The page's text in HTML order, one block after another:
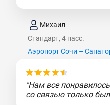
Михаил
Стандарт, 4 пасс.
Аэропорт Сочи –
"Нам все
со связью только